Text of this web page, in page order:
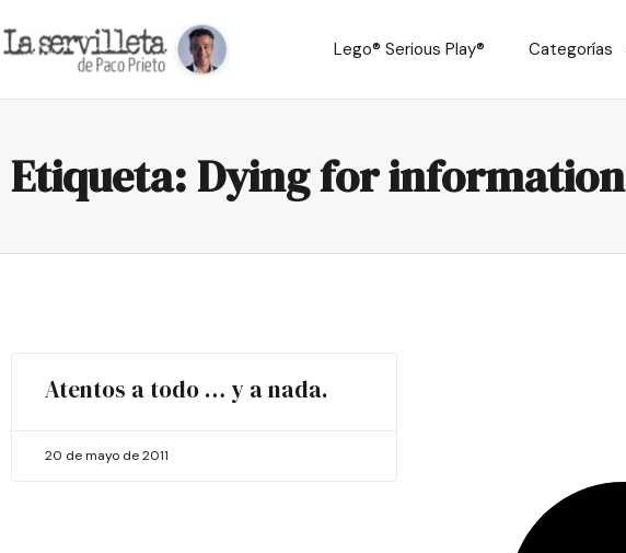
Lego® Serious Play® Categorías
Etiqueta: Dying for information
Atentos a todo … y a nada.
20 de mayo de 2011